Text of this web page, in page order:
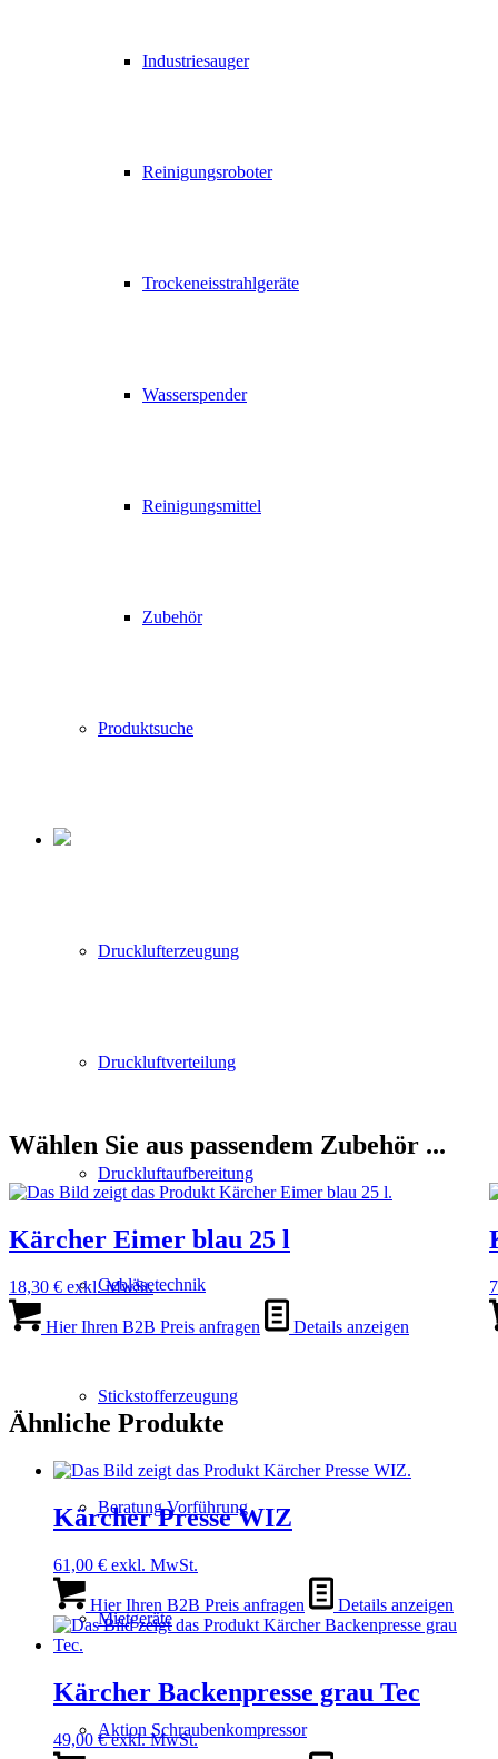
Industriesauger
Reinigungsroboter
Trockeneisstrahlgeräte
Wasserspender
Reinigungsmittel
Zubehör
Produktsuche
Drucklufterzeugung
Druckluftverteilung
Druckluftaufbereitung
Gebläsetechnik
Stickstofferzeugung
Beratung Vorführung
Mietgeräte
Aktion Schraubenkompressor
Wählen Sie aus passendem Zubehör ...
Kärcher Eimer blau 25 l
18,30 € exkl. MwSt.
Hier Ihren B2B Preis anfragen Details anzeigen
Ähnliche Produkte
Kärcher Presse WIZ
61,00 € exkl. MwSt.
Hier Ihren B2B Preis anfragen Details anzeigen
Kärcher Backenpresse grau Tec
49,00 €exkl. MwSt.